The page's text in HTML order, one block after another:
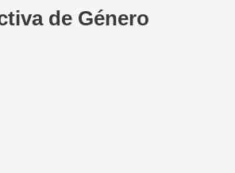
de Género